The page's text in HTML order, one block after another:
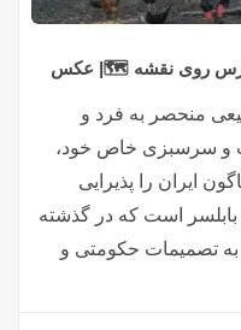
منحصر به فرد و
و سرسبزی خاص خود،
ایران را پذیرایی
است که در گذشته
تصمیمات حکومتی و